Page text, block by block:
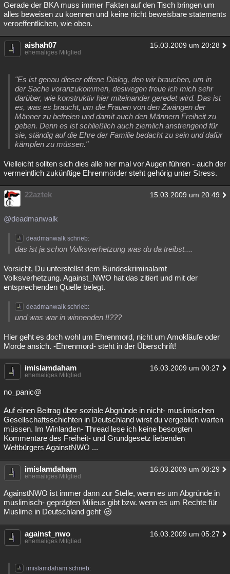
Gerade der BKA muss immer Fakten auf den Tisch bringen um
alles beweisen zu koennen und keine nicht beweisbare statements
veroeffentlichen, wie oben.
aishah07 15.03.2009 um 20:28
ehemaliges Mitglied
"Es ist genau dieser offene Dialog, den wir brauchen, um in
der Sache voranzukommen, deswegen freue ich mich sehr
darüber, wie konstruktiv hier miteinander geredet wird. Das ist
es, was es braucht, um die Frauen von den Zwängen der
Männer zu befreien und damit auch den Männern Freiheit zu
geben. Denn es ist schließlich auch ziemlich anstrengend für
sie, ständig auf die Ehre der Familie bedacht zu sein und dafür
kämpfen zu müssen."
Vielleicht sollten sich dies alle hier mal vor Augen führen - auch der
vermeintlich zukünftige Ehrenmörder steht gehörig unter Stress.
22aztek 15.03.2009 um 20:49
@deadmanwalk
deadmanwalk schrieb:
das ist ja schon Volksverhetzung was du da treibst....
Vorsicht, Du unterstellst dem Bundeskriminalamt
Volksverhetzung. Against_NWO hat das zitiert und mit der
entsprechenden Quelle belegt.
deadmanwalk schrieb:
und was war in winnenden !!???
Hier geht es doch wohl um Ehrenmord, nicht um Amokläufe oder
Morde ansich. -Ehrenmord- steht in der Überschrift!
imislamdaham 16.03.2009 um 00:27
ehemaliges Mitglied
no_panic@
Auf einen Beitrag über soziale Abgründe in nicht- muslimischen
Gesellschaftsschichten in Deutschland wirst du vergeblich warten
müssen. Im Winlanden- Thread lese ich keine besorgten
Kommentare des Freiheit- und Grundgesetz liebenden
Weltbürgers AgainstNWO ...
imislamdaham 16.03.2009 um 00:29
ehemaliges Mitglied
AgainstNWO ist immer dann zur Stelle, wenn es um Abgründe in
muslimisch- geprägten Milieus gibt bzw. wenn es um Rechte für
Muslime in Deutschland geht
against_nwo 16.03.2009 um 05:27
ehemaliges Mitglied
imislamdaham schrieb: